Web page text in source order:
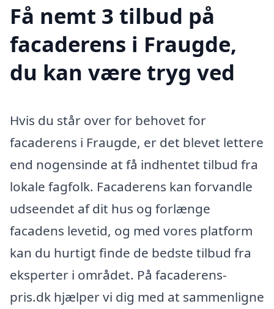
Få nemt 3 tilbud på
facaderens i Fraugde,
du kan være tryg ved
Hvis du står over for behovet for
facaderens i Fraugde, er det blevet lettere
end nogensinde at få indhentet tilbud fra
lokale fagfolk. Facaderens kan forvandle
udseendet af dit hus og forlænge
facadens levetid, og med vores platform
kan du hurtigt finde de bedste tilbud fra
eksperter i området. På facaderens-
pris.dk hjælper vi dig med at sammenligne